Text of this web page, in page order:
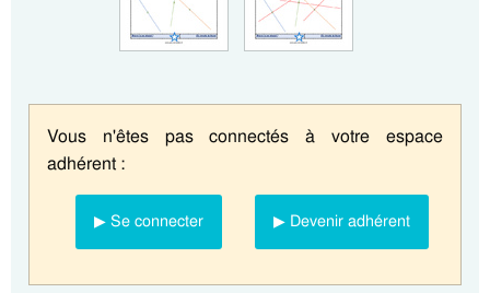
Vous n'êtes pas connectés à votre espace
adhérent :
▶ Se connecter ▶ Devenir adhérent